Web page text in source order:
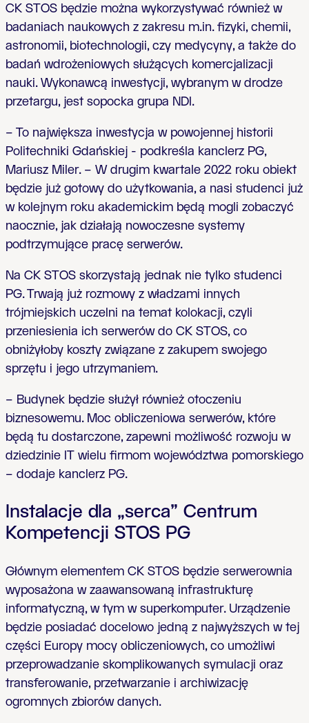
CK STOS będzie można wykorzystywać również w
badaniach naukowych z zakresu m.in. fizyki, chemii,
astronomii, biotechnologii, czy medycyny, a także do
badań wdrożeniowych służących komercjalizacji
nauki. Wykonawcą inwestycji, wybranym w drodze
przetargu, jest sopocka grupa NDI.
– To największa inwestycja w powojennej historii
Politechniki Gdańskiej - podkreśla kanclerz PG,
Mariusz Miler. – W drugim kwartale 2022 roku obiekt
będzie już gotowy do użytkowania, a nasi studenci już
w kolejnym roku akademickim będą mogli zobaczyć
naocznie, jak działają nowoczesne systemy
podtrzymujące pracę serwerów.
Na CK STOS skorzystają jednak nie tylko studenci
PG. Trwają już rozmowy z władzami innych
trójmiejskich uczelni na temat kolokacji, czyli
przeniesienia ich serwerów do CK STOS, co
obniżyłoby koszty związane z zakupem swojego
sprzętu i jego utrzymaniem.
– Budynek będzie służył również otoczeniu
biznesowemu. Moc obliczeniowa serwerów, które
będą tu dostarczone, zapewni możliwość rozwoju w
dziedzinie IT wielu firmom województwa pomorskiego
– dodaje kanclerz PG.
Instalacje dla „serca” Centrum
Kompetencji STOS PG
Głównym elementem CK STOS będzie serwerownia
wyposażona w zaawansowaną infrastrukturę
informatyczną, w tym w superkomputer. Urządzenie
będzie posiadać docelowo jedną z najwyższych w tej
części Europy mocy obliczeniowych, co umożliwi
przeprowadzanie skomplikowanych symulacji oraz
transferowanie, przetwarzanie i archiwizację
ogromnych zbiorów danych.